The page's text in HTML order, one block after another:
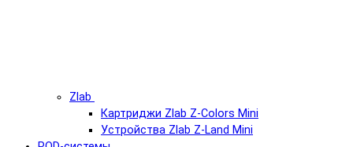
Zlab
Картриджи Zlab Z-Colors Mini
Устройства Zlab Z-Land Mini